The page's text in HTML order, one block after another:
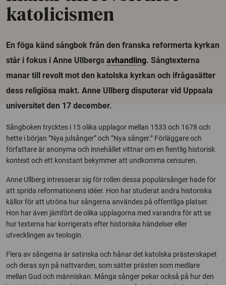
katolicismen
En föga känd sångbok från den franska reformerta kyrkan
står i fokus i Anne Ullbergs avhandling. Sångtexterna
manar till revolt mot den katolska kyrkan och ifrågasätter
dess religiösa makt. Anne Ullberg disputerar vid Uppsala
universitet den 17 december.
Sångboken trycktes i 15 olika upplagor mellan 1533 och 1678 och
hette i början ”Nya julsånger” och ”Nya sånger.” Förläggare och
författare är anonyma och innehållet vittnar om en fientlig historisk
kontext och ett konstant bekymmer att undkomma censuren.
Anne Ullberg intresserar sig för rollen dessa populärsånger hade för
att sprida reformationens idéer. Hon har studerat andra historiska
källor för att utröna hur sångerna användes på offentliga platser.
Hon har även jämfört de olika upplagorna med varandra för att se
hur texterna har korrigerats efter historiska händelser eller
utvecklingen av teologin.
Flera av sångerna är satiriska och hånar det katolska prästerskapet
och deras syn på nattvarden, som sätter prästen som medlare
mellan Gud och människan. Många sånger pekar också på hur den